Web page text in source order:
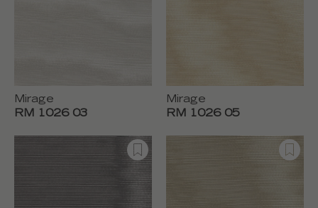
Mirage
RM 1026 03
Mirage
RM 1026 05